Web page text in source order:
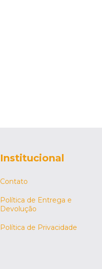
Institucional
Contato
Política de Entrega e
Devolução
Política de Privacidade